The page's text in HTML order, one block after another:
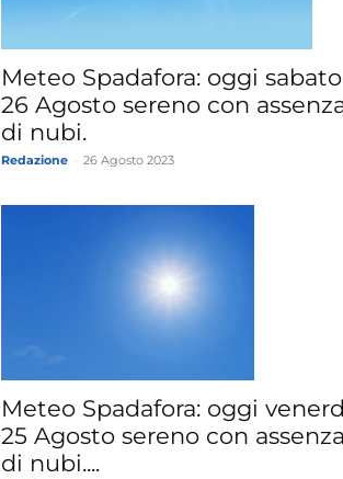
Meteo Spadafora: oggi sabato
26 Agosto sereno con
di nubi.
Redazione 26 Agosto 2023
Meteo Spadafora: oggi
25 Agosto sereno con assenza
di nubi....